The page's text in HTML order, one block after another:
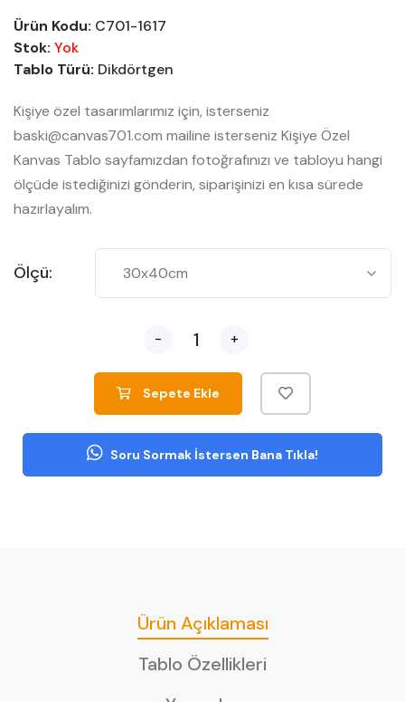
Ürün Kodu: C701-1617
Stok: Yok
Tablo Türü: Dikdörtgen
Kişiye özel tasarımlarımız için, isterseniz
baski@canvas701.com mailine isterseniz Kişiye Özel
Kanvas Tablo sayfamızdan fotoğrafınızı ve tabloyu hangi
ölçüde istediğinizi gönderin, siparişinizi en kısa sürede
hazırlayalım.
Ölçü:
- +
Sepete Ekle
Soru Sormak İstersen Bana Tıkla!
Ürün Açıklaması
Tablo Özellikleri